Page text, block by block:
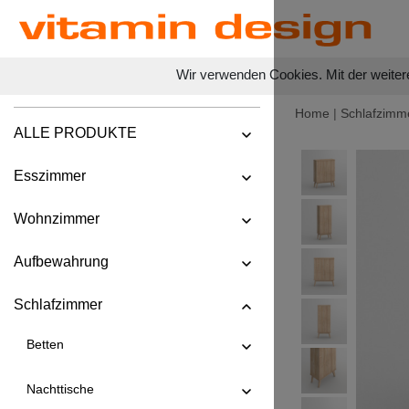
Wir verwenden Cookies. Mit der
ALLE PRODUKTE
Esszimmer
Wohnzimmer
Aufbewahrung
Schlafzimmer
Betten
Nachttische
Home |